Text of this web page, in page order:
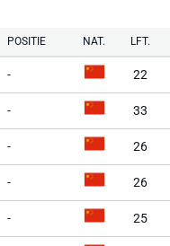
POSITIE NAT. LFT.
- 22
- 33
- 26
- 26
- 25